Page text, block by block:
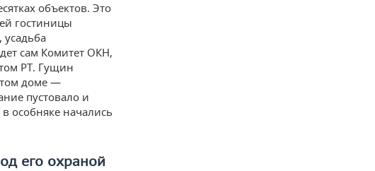
объектов. Это
гостиницы
усадьба
сам Комитет ОКН,
РТ. Гущин
доме —
пустовало и
особняке начались
его охраной